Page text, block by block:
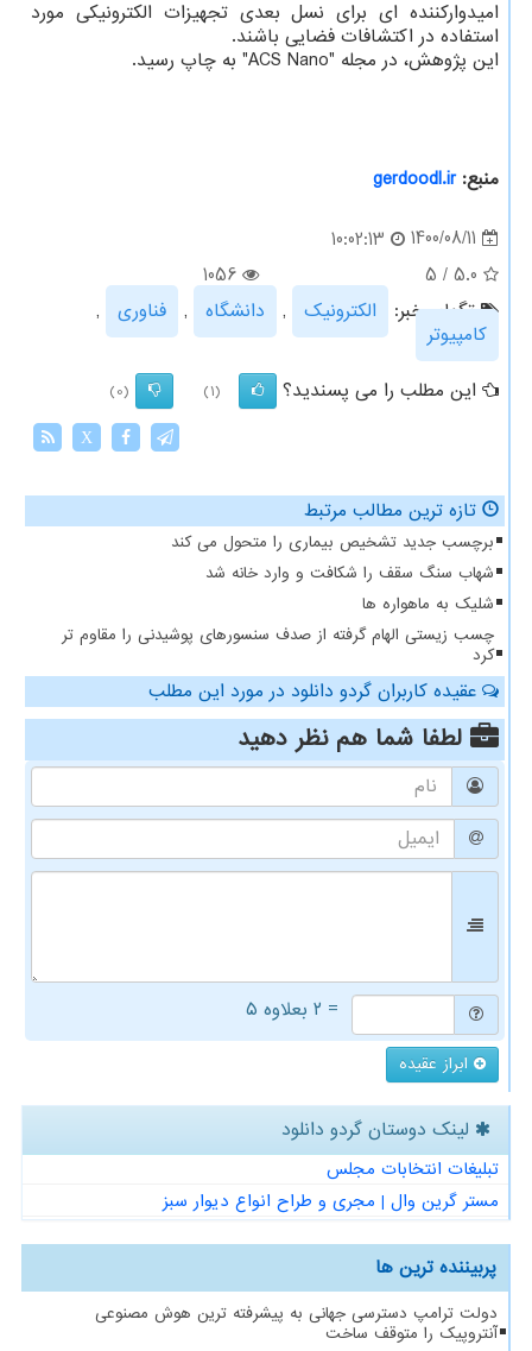
امیدوارکننده ای برای نسل بعدی تجهیزات الکترونیکی مورد
استفاده در اکتشافات فضایی باشند.
این پژوهش، در مجله "ACS Nano" به چاپ رسید.
منبع:gerdoodl.ir
1400/08/11
10:02:13
5.0
/
5
1056
تگهای خبر:
الكترونیك , دانشگاه , فناوری
,
كامپیوتر
این مطلب را می پسندید؟
(1)
(0)
X
تازه ترین مطالب مرتبط
برچسب جدید تشخیص بیماری را متحول می کند
شهاب سنگ سقف را شکافت و وارد خانه شد
شلیک به ماهواره ها
چسب زیستی الهام گرفته از صدف سنسورهای پوشیدنی را مقاوم تر
کرد
عقیده کاربران گردو دانلود در مورد این مطلب
لطفا شما همنظر دهید
= ۲ بعلاوه ۵
ابراز عقیده
لینک دوستان گردو دانلود
تبلیغات انتخابات مجلس
مستر گرین وال | مجری و طراح انواع دیوار سبز
پربیننده ترین ها
دولت ترامپ دسترسی جهانی به پیشرفته ترین هوش مصنوعی
آنتروپیک را متوقف ساخت